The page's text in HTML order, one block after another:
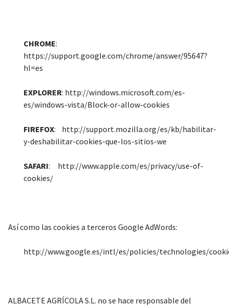
CHROME:
https://support.google.com/chrome/answer/95647?
hl=es
EXPLORER: http://windows.microsoft.com/es-
es/windows-vista/Block-or-allow-cookies
FIREFOX: http://support.mozilla.org/es/kb/habilitar-
y-deshabilitar-cookies-que-los-sitios-we
SAFARI: http://www.apple.com/es/privacy/use-of-
cookies/
Así como las cookies a terceros Google AdWords:
http://www.google.es/intl/es/policies/technologies/
ALBACETE AGRÍCOLA S.L. no se hace responsable del